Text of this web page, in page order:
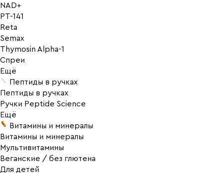
NAD+
PT-141
Reta
Semax
Thymosin Alpha-1
Спреи
Ещё
Пептиды в ручках
Пептиды в ручках
Ручки Peptide Science
Ещё
Витамины и минералы
Витамины и минералы
Мультивитамины
Веганские / без глютена
Для детей